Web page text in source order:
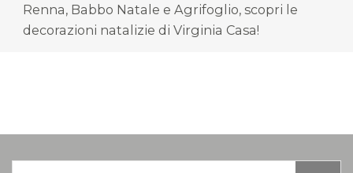
Renna, Babbo Natale e Agrifoglio, scopri le
decorazioni natalizie di Virginia Casa!